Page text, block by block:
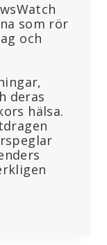
som rör
och
deras
hälsa.